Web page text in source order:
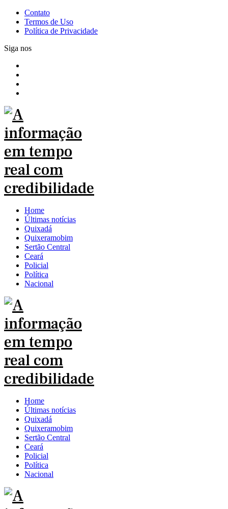
Contato
Termos de Uso
Política de Privacidade
Siga nos
Home
Últimas notícias
Quixadá
Quixeramobim
Sertão Central
Ceará
Policial
Política
Nacional
Home
Últimas notícias
Quixadá
Quixeramobim
Sertão Central
Ceará
Policial
Política
Nacional